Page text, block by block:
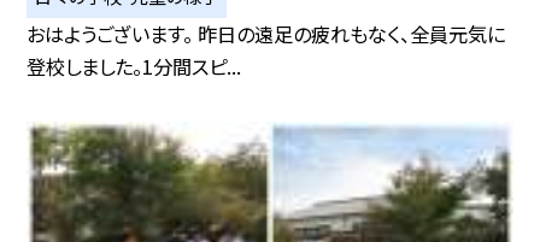
おはようございます。 昨日の遠足の疲れもなく、全員元気に
登校しました。1分間スピ...